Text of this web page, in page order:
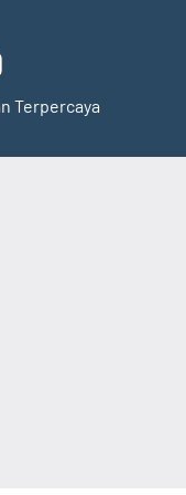
Terpercaya